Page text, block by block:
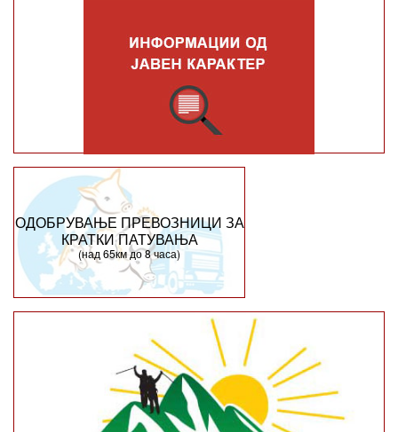
ОДОБРУВАЊЕ ПРЕВОЗНИЦИ ЗА
КРАТКИ ПАТУВАЊА
(над 65км до 8 часа)